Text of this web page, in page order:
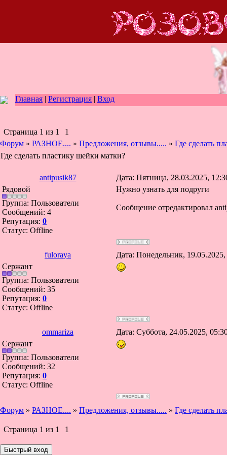
Главная | Регистрация | Вход
Страница 1 из 1
1
Форум » РАЗНОЕ.... » Предложения, отзывы..... » Где сделать
Где сделать пластику шейки матки?
antipusik87
Дата: Пятница, 28.03.2025,
Рядовой
Группа: Пользователи
Сообщений: 4
Репутация: 0
Статус: Offline
Нужно узнать для подруги
Сообщение отредактировал
fuloraya
Дата: Понедельник,
Сержант
Группа: Пользователи
Сообщений: 35
Репутация: 0
Статус: Offline
ommariza
Дата: Суббота, 24.05.2025,
Сержант
Группа: Пользователи
Сообщений: 32
Репутация: 0
Статус: Offline
Форум » РАЗНОЕ.... » Предложения, отзывы..... » Где сделать
Страница 1 из 1 1